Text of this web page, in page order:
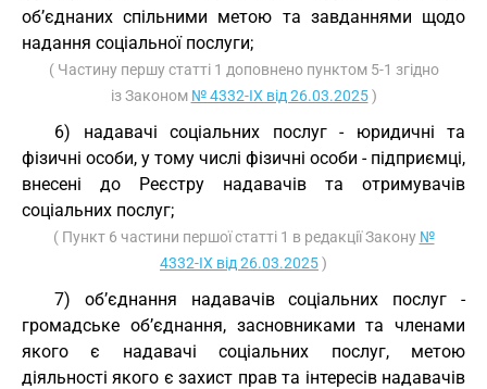
об’єднаних спільними метою та завданнями щодо
надання соціальної послуги;
( Частину першу статті 1 доповнено пунктом 5-1 згідно
із Законом № 4332-IX від 26.03.2025)
6) надавачі соціальних послуг - юридичні та
фізичні особи, у тому числі фізичні особи - підприємці,
внесені до Реєстру надавачів та отримувачів
соціальних послуг;
( Пункт 6 частини першої статті 1 в редакції Закону №
4332-IX від 26.03.2025)
7) об’єднання надавачів соціальних послуг -
громадське об’єднання, засновниками та членами
якого є надавачі соціальних послуг, метою
діяльності якого є захист прав та інтересів надавачів